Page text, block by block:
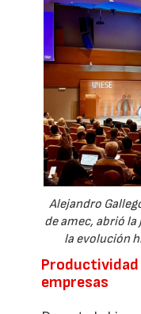
Alejandro
de amec, abrió
la evolución
Productividad
empresas